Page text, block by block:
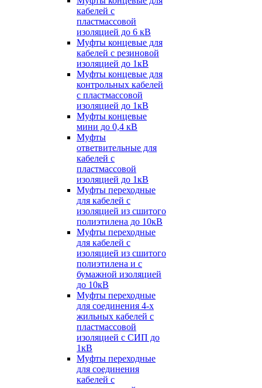
кабелей с
пластмассовой
изоляцией до 6 кВ
Муфты концевые для
кабелей с резиновой
изоляцией до 1кВ
Муфты концевые для
контрольных кабелей
с пластмассовой
изоляцией до 1кВ
Муфты концевые
мини до 0,4 кВ
Муфты
ответвительные для
кабелей с
пластмассовой
изоляцией до 1кВ
Муфты переходные
для кабелей с
изоляцией из сшитого
полиэтилена до 10кВ
Муфты переходные
для кабелей с
изоляцией из сшитого
полиэтилена и с
бумажной изоляцией
до 10кВ
Муфты переходные
для соединения 4-х
жильных кабелей с
пластмассовой
изоляцией с СИП до
1кВ
Муфты переходные
для соединения
кабелей с